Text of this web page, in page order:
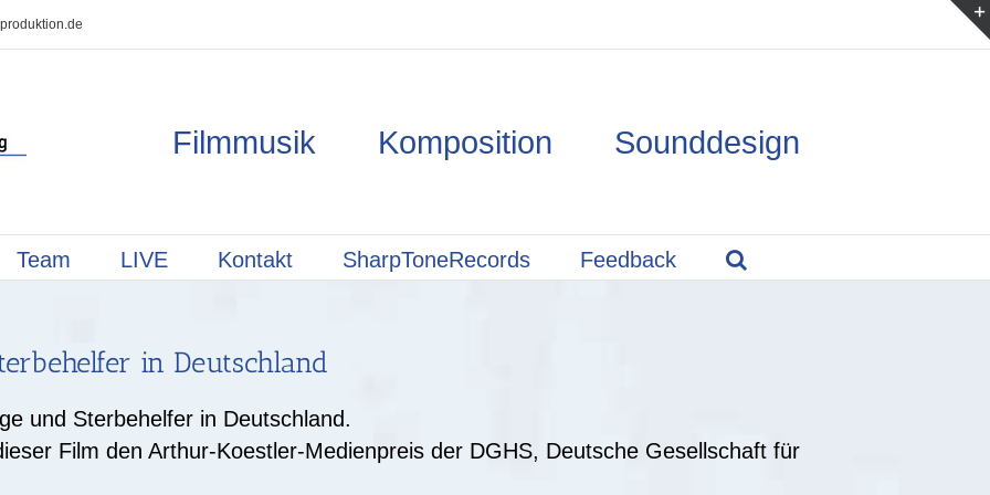
Filmmusik Komposition Sounddesign
Team LIVE Kontakt SharpToneRecords Feedback
in Deutschland
und Sterbehelfer in Deutschland.
Film den Arthur-Koestler-Medienpreis der DGHS, Deutsche Gesellschaft für